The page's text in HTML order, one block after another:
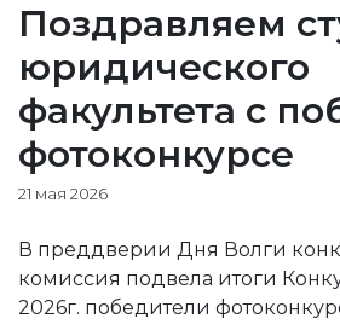
Поздравляем
юридического
факультета с
фотоконкурсе
21 мая 2026
В преддверии Дня Волги
комиссия подвела итоги
2026г. победители